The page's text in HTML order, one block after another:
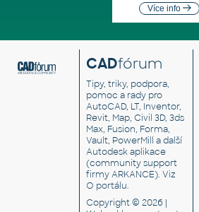
Více info
CADfórum
Tipy, triky, podpora,
pomoc a rady pro
AutoCAD, LT, Inventor,
Revit, Map, Civil 3D, 3ds
Max, Fusion, Forma,
Vault, PowerMill a další
Autodesk aplikace
(community support
firmy ARKANCE). Viz
O portálu.
Copyright © 2026 |